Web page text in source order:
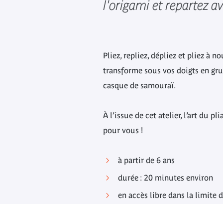
l'origami et repartez
Pliez, repliez, dépliez et pliez à
transforme sous vos doigts en
casque de samouraï.
À l’issue de cet atelier, l’art du
pour vous !
à partir de 6 ans
durée : 20 minutes environ
en accès libre dans la limite